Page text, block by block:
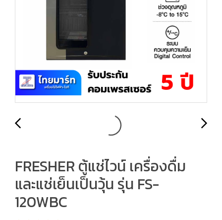
FRESHER ตู้แช่ไวน์ เครื่องดื่ม
และแช่เย็นเป็นวุ้น รุ่น FS-
120WBC